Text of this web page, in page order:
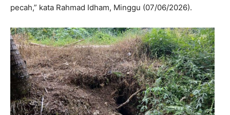
pecah,” kata Rahmad Idham, Minggu (07/06/2026).